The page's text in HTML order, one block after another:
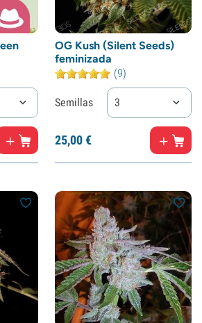
OG Kush (Silent Seeds)
feminizada
(9)
Semillas 3
25,00€